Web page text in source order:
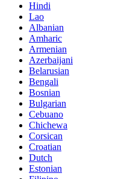
Hindi
Lao
Albanian
Amharic
Armenian
Azerbaijani
Belarusian
Bengali
Bosnian
Bulgarian
Cebuano
Chichewa
Corsican
Croatian
Dutch
Estonian